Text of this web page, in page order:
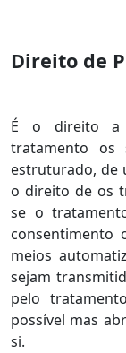
Direito de
É o direito a
tratamento os
estruturado, de
o direito de os
se o
meios
sejam
pelo
possível mas
si.